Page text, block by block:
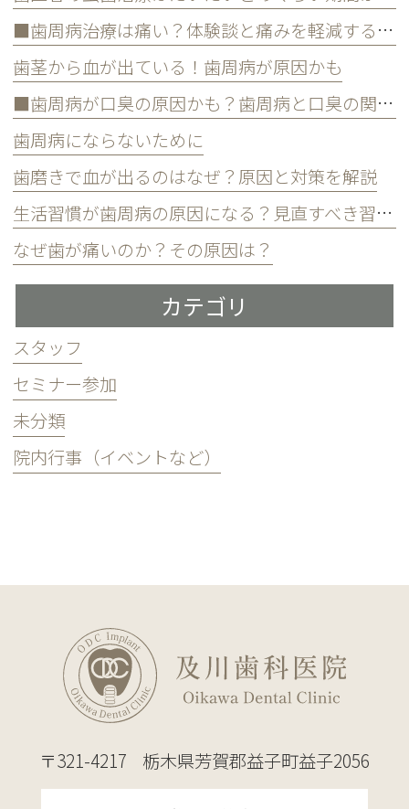
■歯周病治療は痛い？体験談と痛みを軽減する方法
歯茎から血が出ている！歯周病が原因かも
■歯周病が口臭の原因かも？歯周病と口臭の関係について
歯周病にならないために
歯磨きで血が出るのはなぜ？原因と対策を解説
生活習慣が歯周病の原因になる？見直すべき習慣とは？
なぜ歯が痛いのか？その原因は？
カテゴリ
スタッフ
セミナー参加
未分類
院内行事（イベントなど）
〒321-4217 栃木県芳賀郡益子町益子2056